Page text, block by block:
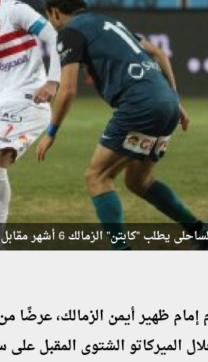
يطلب "كابتن" الزمالك 6 أشهر مقابل 9 ملايين جنيه
إمام ظهير أيمن الزمالك، عرضًا
الميركاتو الشتوى المقبل على سبيل